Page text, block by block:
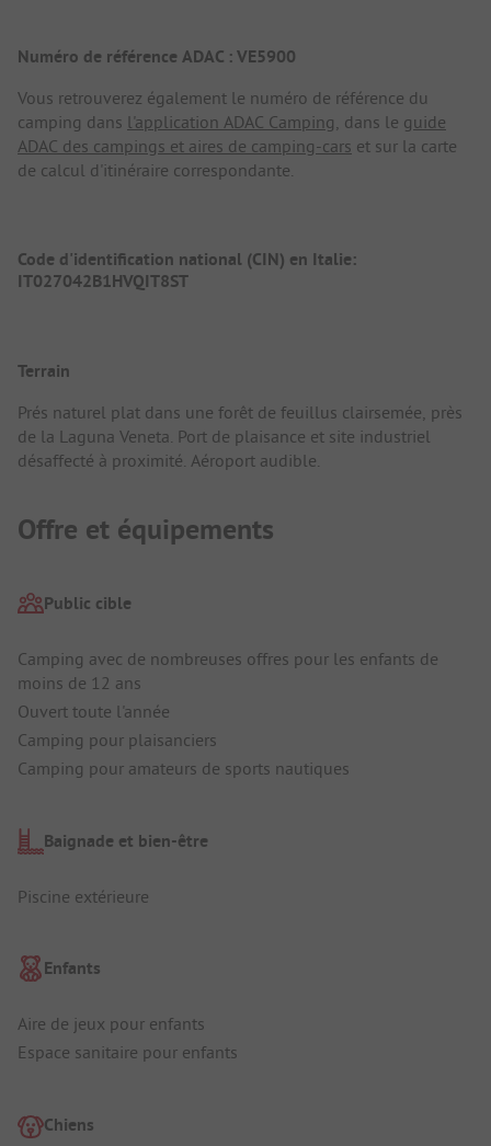
Numéro de référence ADAC : VE5900
Vous retrouverez également le numéro de référence du
camping dans l'application ADAC Camping, dans le guide
ADAC des campings et aires de camping-cars et sur la carte
de calcul d'itinéraire correspondante.
Code d'identification national (CIN) en Italie:
IT027042B1HVQIT8ST
Terrain
Prés naturel plat dans une forêt de feuillus clairsemée, près
de la Laguna Veneta. Port de plaisance et site industriel
désaffecté à proximité. Aéroport audible.
Offre et équipements
Public cible
Camping avec de nombreuses offres pour les enfants de
moins de 12 ans
Ouvert toute l'année
Camping pour plaisanciers
Camping pour amateurs de sports nautiques
Baignade et bien-être
Piscine extérieure
Enfants
Aire de jeux pour enfants
Espace sanitaire pour enfants
Chiens